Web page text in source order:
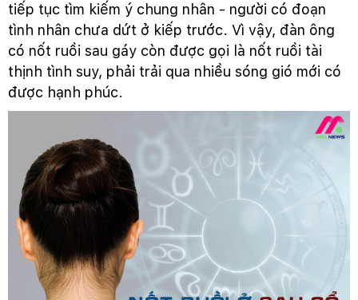
tiếp tục tìm kiếm ý chung nhân - người có đoạn
tình nhân chưa dứt ở kiếp trước. Vì vậy, đàn ông
có nốt ruồi sau gáy còn được gọi là nốt ruồi tài
thịnh tình suy, phải trải qua nhiều sóng gió mới có
được hạnh phúc.